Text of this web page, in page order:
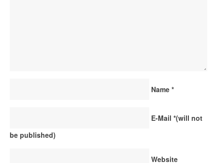
Name *
E-Mail *(will not
be published)
Website